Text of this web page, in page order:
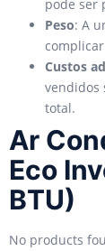
pode ser
Peso: A
Custos
vendidos
total.
Ar
Eco
BTU)
No products